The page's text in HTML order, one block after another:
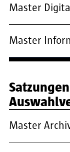
Master
Master
Master